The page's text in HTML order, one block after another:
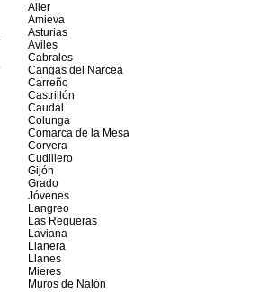
Aller
Amieva
Asturias
Avilés
Cabrales
Cangas del Narcea
Carreño
Castrillón
Caudal
Colunga
Comarca de la Mesa
Corvera
Cudillero
Gijón
Grado
Jóvenes
Langreo
Las Regueras
Laviana
Llanera
Llanes
Mieres
Muros de Nalón